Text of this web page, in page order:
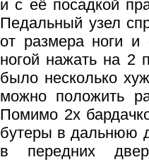
и с её посадкой
Педальный узел
от размера ноги и
ногой нажать на 2
было несколько
можно положить
Помимо 2х
бутеры в дальнюю
в передних